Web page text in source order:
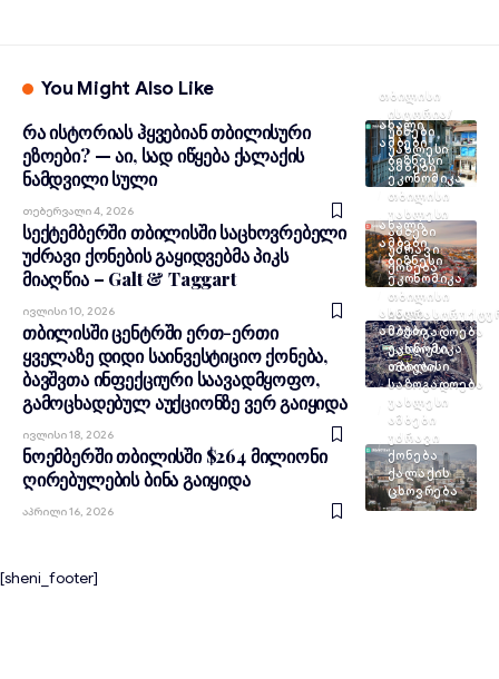
You Might Also Like
ᲗᲑᲘᲚᲘᲡᲘ
ᲘᲡᲢᲝᲠᲘᲐ/
ᲣᲑᲜᲔᲑᲘ
ᲣᲐᲮᲚᲔᲡᲘ
ᲐᲛᲑᲔᲑᲘ
რა ისტორიას ჰყვებიან თბილისური
ეზოები? — აი, სად იწყება ქალაქის
ნამდვილი სული
Თებერვალი 4, 2026
ᲐᲮᲐᲚᲘ
ᲐᲛᲑᲔᲑᲘ
ᲑᲘᲖᲜᲔᲡᲘ
ᲔᲙᲝᲜᲝᲛᲘᲙᲐ
ᲗᲑᲘᲚᲘᲡᲘ
ᲣᲐᲮᲚᲔᲡᲘ
ᲐᲛᲑᲔᲑᲘ
ᲣᲫᲠᲐᲕᲘ
ᲥᲝᲜᲔᲑᲐ
სექტემბერში თბილისში საცხოვრებელი
უძრავი ქონების გაყიდვებმა პიკს
მიაღწია – Galt & Taggart
Ივლისი 10, 2026
ᲐᲮᲐᲚᲘ
ᲐᲛᲑᲔᲑᲘ
ᲑᲘᲖᲜᲔᲡᲘ
ᲔᲙᲝᲜᲝᲛᲘᲙᲐ
ᲗᲑᲘᲚᲘᲡᲘ
ᲡᲐᲖᲝᲒᲐᲓᲝᲔᲑᲐ
ᲣᲐᲮᲚᲔᲡᲘ
ᲐᲛᲑᲔᲑᲘ
თბილისში ცენტრში ერთ-ერთი
ყველაზე დიდი საინვესტიციო ქონება,
ბავშვთა ინფექციური საავადმყოფო,
გამოცხადებულ აუქციონზე ვერ გაიყიდა
Ივლისი 18, 2026
ᲐᲮᲐᲚᲘ
ᲐᲛᲑᲔᲑᲘ
ᲔᲙᲝᲜᲝᲛᲘᲙᲐ
ᲗᲑᲘᲚᲘᲡᲘ
ᲡᲐᲖᲝᲒᲐᲓᲝᲔᲑᲐ
ᲣᲐᲮᲚᲔᲡᲘ
ᲐᲛᲑᲔᲑᲘ
ᲣᲫᲠᲐᲕᲘ
ᲥᲝᲜᲔᲑᲐ
ᲥᲐᲚᲐᲥᲘᲡ
ᲪᲮᲝᲕᲠᲔᲑᲐ
ნოემბერში თბილისში $264 მილიონი
ღირებულების ბინა გაიყიდა
Აპრილი 16, 2026
[sheni_footer]